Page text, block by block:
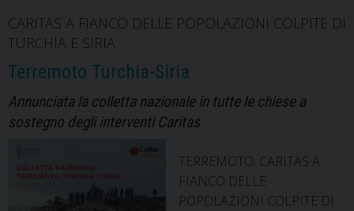
CARITAS A FIANCO DELLE POPOLAZIONI COLPITE DI
TURCHIA E SIRIA
Terremoto Turchia-Siria
Annunciata la colletta nazionale in tutte le chiese a
sostegno degli interventi Caritas
TERREMOTO: CARITAS A
FIANCO DELLE
POPOLAZIONI COLPITE DI